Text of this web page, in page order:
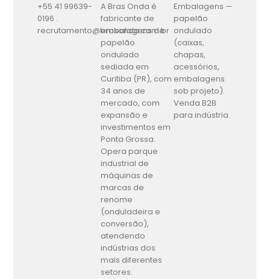
+55 41 99639-
0196 .
recrutamento@brasonda.com.br
A Bras Onda é
fabricante de
embalagens de
papelão
ondulado
sediada em
Curitiba (PR), com
34 anos de
mercado, com
expansão e
investimentos em
Ponta Grossa.
Opera parque
industrial de
máquinas de
marcas de
renome
(onduladeira e
conversão),
atendendo
indústrias dos
mais diferentes
setores.
Embalagens —
papelão
ondulado
(caixas,
chapas,
acessórios,
embalagens
sob projeto).
Venda B2B
para indústria.